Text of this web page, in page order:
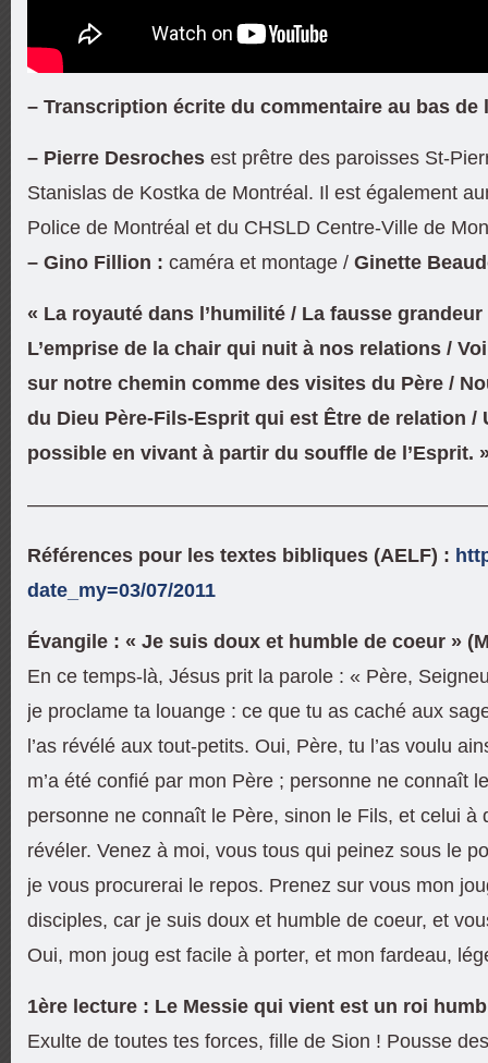
– Transcription écrite du commentaire au bas de
– Pierre Desroches est prêtre des paroisses St-
Stanislas de Kostka de Montréal. Il est également
Police de Montréal et du CHSLD Centre-Ville de
– Gino Fillion : caméra et montage / Ginette
« La royauté dans l’humilité / La fausse grandeur
L’emprise de la chair qui nuit à nos relations /
sur notre chemin comme des visites du Père /
du Dieu Père-Fils-Esprit qui est Être de relation /
possible en vivant à partir du souffle de l’Esprit.
Références pour les textes bibliques (AELF) :
date_my=03/07/2011
Évangile : « Je suis doux et humble de coeur »
En ce temps-là, Jésus prit la parole : « Père,
je proclame ta louange : ce que tu as caché aux
l’as révélé aux tout-petits. Oui, Père, tu l’as voulu
m’a été confié par mon Père ; personne ne connaît
personne ne connaît le Père, sinon le Fils, et celui à
révéler. Venez à moi, vous tous qui peinez sous le
je vous procurerai le repos. Prenez sur vous mon
disciples, car je suis doux et humble de coeur, et
Oui, mon joug est facile à porter, et mon fardeau,
1ère lecture : Le Messie qui vient est un roi
Exulte de toutes tes forces, fille de Sion ! Pousse